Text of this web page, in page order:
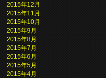
2015年12月
2015年11月
2015年10月
2015年9月
2015年8月
2015年7月
2015年6月
2015年5月
2015年4月